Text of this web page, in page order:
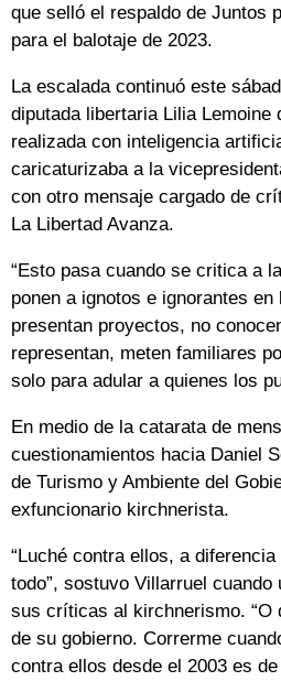
que selló el respaldo de Juntos
para el balotaje de 2023.
La escalada continuó este
diputada libertaria Lilia Lemoine
realizada con inteligencia
caricaturizaba a la
con otro mensaje cargado de
La Libertad Avanza.
“Esto pasa cuando se critica a
ponen a ignotos e ignorantes
presentan proyectos, no
representan, meten familiares
solo para adular a quienes los
En medio de la catarata de
cuestionamientos hacia Daniel
de Turismo y Ambiente del
exfuncionario kirchnerista.
“Luché contra ellos, a
todo”, sostuvo Villarruel
sus críticas al kirchnerismo. “O
de su gobierno. Correrme
contra ellos desde el 2003 es